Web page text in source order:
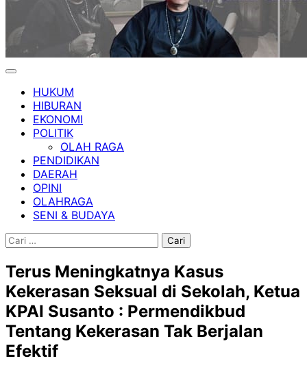
HUKUM
HIBURAN
EKONOMI
POLITIK
OLAH RAGA
PENDIDIKAN
DAERAH
OPINI
OLAHRAGA
SENI & BUDAYA
Cari
Terus Meningkatnya Kasus
Kekerasan Seksual di Sekolah, Ketua
KPAI Susanto : Permendikbud
Tentang Kekerasan Tak Berjalan
Efektif